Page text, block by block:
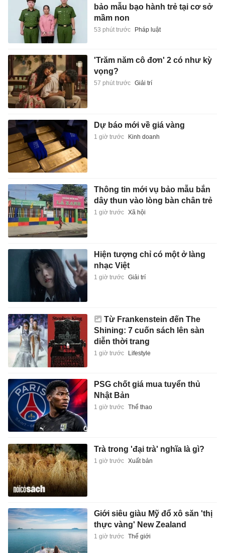
bảo mẫu bạo hành trẻ tại cơ sở
mầm non
53 phút trước Pháp luật
'Trăm năm cô đơn' 2 có như kỳ
vọng?
57 phút trước Giải trí
Dự báo mới về giá vàng
1 giờ trước Kinh doanh
Thông tin mới vụ bảo mẫu bắn
dây thun vào lòng bàn chân trẻ
1 giờ trước Xã hội
Hiện tượng chỉ có một ở làng
nhạc Việt
1 giờ trước Giải trí
Từ Frankenstein đến The
Shining: 7 cuốn sách lên sàn
diễn thời trang
1 giờ trước Lifestyle
PSG chốt giá mua tuyển thủ
Nhật Bản
1 giờ trước Thể thao
Trà trong 'đại trà' nghĩa là gì?
1 giờ trước Xuất bản
Giới siêu giàu Mỹ đổ xô săn 'thị
thực vàng' New Zealand
1 giờ trước Thế giới